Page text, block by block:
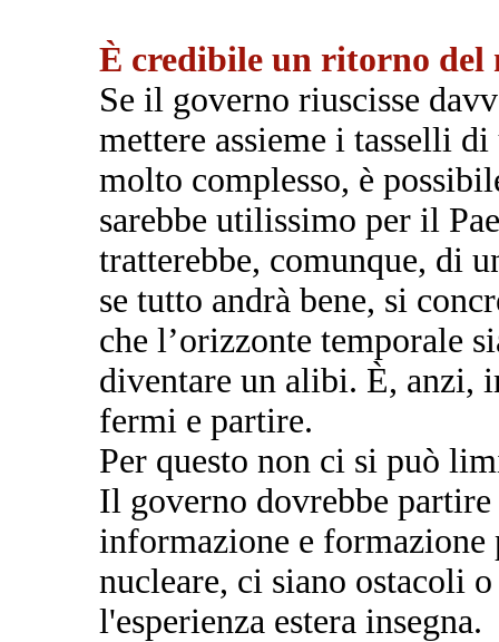
È credibile un ritorno del
Se il governo riuscisse
mettere assieme i tasselli
molto complesso, è
sarebbe utilissimo per il
tratterebbe, comunque, di
se tutto andrà bene, si
che l’orizzonte temporale
diventare un alibi. È, anzi,
fermi e partire.
Per questo non ci si può
Il governo dovrebbe
informazione e formazione
nucleare, ci siano ostacoli
l'esperienza estera insegna.